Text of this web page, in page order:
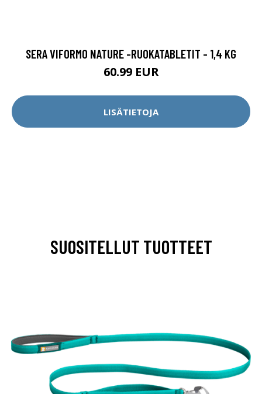
SERA VIFORMO NATURE -RUOKATABLETIT - 1,4 KG
60.99 EUR
LISÄTIETOJA
SUOSITELLUT TUOTTEET